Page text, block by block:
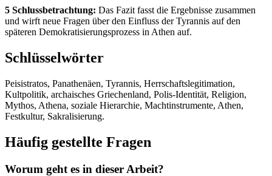
5 Schlussbetrachtung: Das Fazit fasst die Ergebnisse zusammen
und wirft neue Fragen über den Einfluss der Tyrannis auf den
späteren Demokratisierungsprozess in Athen auf.
Schlüsselwörter
Peisistratos, Panathenäen, Tyrannis, Herrschaftslegitimation,
Kultpolitik, archaisches Griechenland, Polis-Identität, Religion,
Mythos, Athena, soziale Hierarchie, Machtinstrumente, Athen,
Festkultur, Sakralisierung.
Häufig gestellte Fragen
Worum geht es in dieser Arbeit?